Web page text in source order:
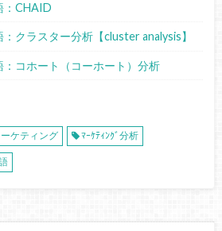
：CHAID
クラスター分析【cluster analysis】
：コホート（コーホート）分析
ケティング ﾏｰｹﾃｨﾝｸﾞ分析